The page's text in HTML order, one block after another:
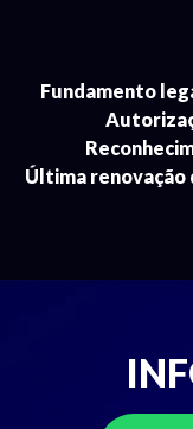
Fundamento
Última renovação